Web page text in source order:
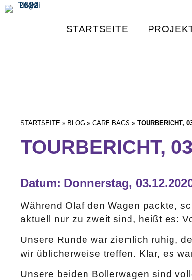
STARTSEITE
STARTSEITE » BLOG » CARE BAGS » TOURBERICHT,
TOURBERICHT,
Datum: Donnerstag,
Während Olaf den Wagen packte,
aktuell nur zu zweit sind, heißt es:
Unsere Runde war ziemlich ruhig,
wir üblicherweise treffen. Klar, es
Unsere beiden Bollerwagen sind